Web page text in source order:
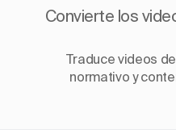
Convierte los
Traduce videos
normativo y